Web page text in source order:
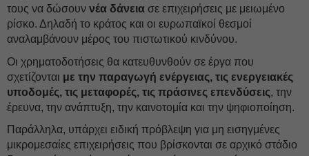
τους να δώσουν νέα δάνεια σε επιχειρήσεις με μειωμένο
ρίσκο. Δηλαδή το κράτος και οι ευρωπαϊκοί θεσμοί
αναλαμβάνουν μέρος του πιστωτικού κινδύνου.
Οι χρηματοδοτήσεις θα κατευθυνθούν σε έργα που
σχετίζονται με την παραγωγή ενέργειας, τις ενεργειακές
υποδομές, τις μεταφορές, τις πράσινες επενδύσεις, την
έρευνα, την ανάπτυξη, την καινοτομία και την ψηφιοποίηση.
Παράλληλα, υπάρχει ειδική πρόβλεψη για μη εισηγμένες
μικρομεσαίες επιχειρήσεις που βρίσκονται σε αρχικό στάδιο